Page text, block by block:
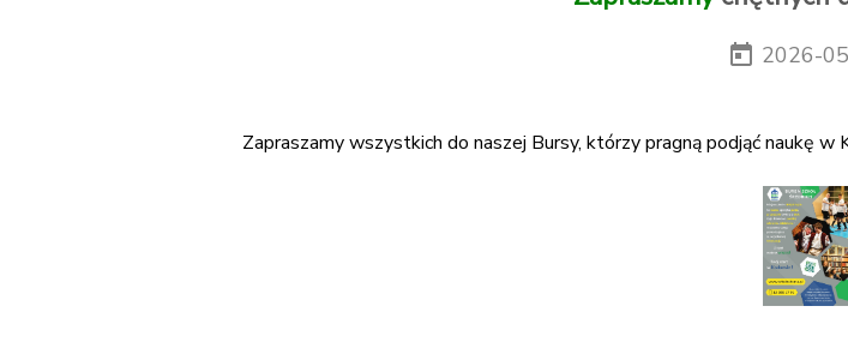
today 2026-
Zapraszamy wszystkich do naszej Bursy, którzy pragną podjąć naukę w